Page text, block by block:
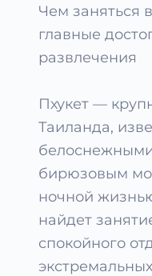
Чем заняться
главные
развлечения
Пхукет —
Таиланда,
бирюзовым
ночной
найдет
спокойного